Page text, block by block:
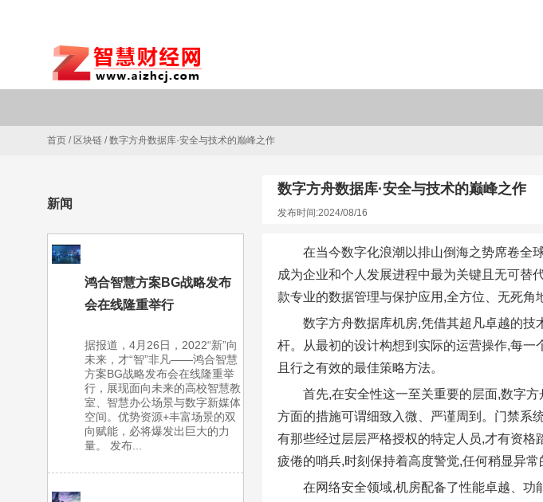
首页 / 区块链 /数字方舟数据库·安全与技术的巅峰之作
新闻
鸿合智慧方案BG战略发布
会在线隆重举行
据报道，4月26日，2022“新”向
未来，才“智”非凡——鸿合智慧
方案BG战略发布会在线隆重举
行，展现面向未来的高校智慧教
室、智慧办公场景与数字新媒体
空间。优势资源+丰富场景的双
向赋能，必将爆发出巨大的力
量。 发布...
数字方舟数据库·安全与技术的巅峰之作
发布时间:2024/08/16
在当今数字化浪潮以排山倒海之势席卷全
成为企业和个人发展进程中最为关键且无可替
款专业的数据管理与保护应用,全方位、无死角
数字方舟数据库机房,凭借其超凡卓越的
杆。从最初的设计构想到实际的运营操作,每
且行之有效的最佳策略方法。
首先,在安全性这一至关重要的层面,数字
方面的措施可谓细致入微、严谨周到。门禁系
有那些经过层层严格授权的特定人员,才有资
疲倦的哨兵,时刻保持着高度警觉,任何稍显异常
在网络安全领域,机房配备了性能卓越、